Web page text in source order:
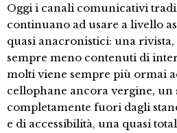
Oggi i canali comunicativi
continuano ad usare a livello
quasi anacronistici: una
sempre meno contenuti di
molti viene sempre più ormai
cellophane ancora vergine, un
completamente fuori dagli
e di accessibilità, una quasi